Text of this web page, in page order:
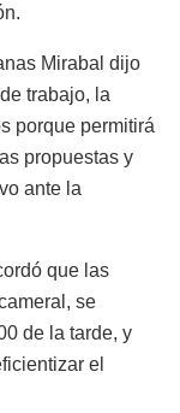
Mirabal dijo
trabajo, la
porque permitirá
propuestas y
ante la
que las
se
de la tarde, y
el